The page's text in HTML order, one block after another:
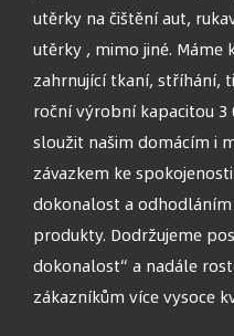
utěrky na čištění aut,
utěrky , mimo jiné.
zahrnující tkaní, stříhání,
roční výrobní kapacitou
sloužit našim domácím i
závazkem ke
dokonalost a
produkty. Dodržujeme
dokonalost“ a nadále
zákazníkům více vysoce